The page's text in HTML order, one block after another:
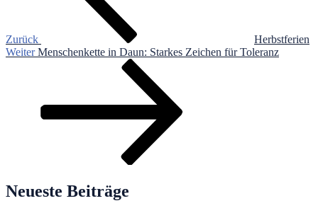
Zurück
Herbstferien
Nächster
Weiter Menschenkette in Daun: Starkes Zeichen für Toleranz
Neueste Beiträge